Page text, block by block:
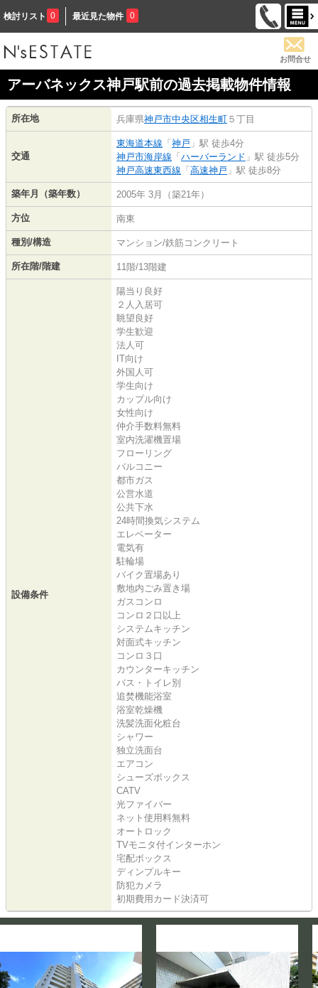
検討リスト 0 最近見た物件 0
お問合せ
アーバネックス神戸駅前の過去掲載物件情報
所在地 兵庫県神戸市中央区相生町 ５丁目
交通
東海道本線 「 神戸 」駅 徒歩4分
神戸市海岸線 「 ハーバーランド 」駅 徒歩5分
神戸高速東西線 「 高速神戸 」駅 徒歩8分
築年月（築年数） 2005年 3月（築21年）
方位 南東
種別/構造 マンション/鉄筋コンクリート
所在階/階建 11階/13階建
設備条件
陽当り良好
２人入居可
眺望良好
学生歓迎
法人可
IT向け
外国人可
学生向け
カップル向け
女性向け
仲介手数料無料
室内洗濯機置場
フローリング
バルコニー
都市ガス
公営水道
公共下水
24時間換気システム
エレベーター
電気有
駐輪場
バイク置場あり
敷地内ごみ置き場
ガスコンロ
コンロ２口以上
システムキッチン
対面式キッチン
コンロ３口
カウンターキッチン
バス・トイレ別
追焚機能浴室
浴室乾燥機
洗髪洗面化粧台
シャワー
独立洗面台
エアコン
シューズボックス
CATV
光ファイバー
ネット使用料無料
オートロック
TVモニタ付インターホン
宅配ボックス
ディンプルキー
防犯カメラ
初期費用カード決済可